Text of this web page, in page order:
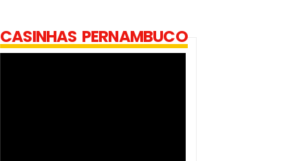
CASINHAS PERNAMBUCO